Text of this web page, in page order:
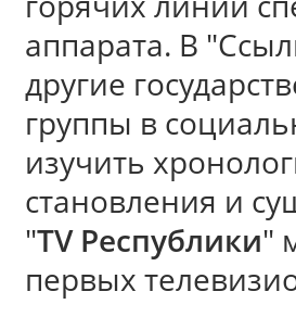
аппарата. В
другие
группы в
изучить
становления и
"TV Республики"
первых